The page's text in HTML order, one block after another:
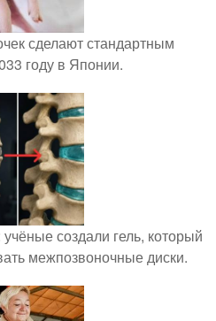
сделают стандартным
году в Японии.
создали гель, который
межпозвоночные диски.